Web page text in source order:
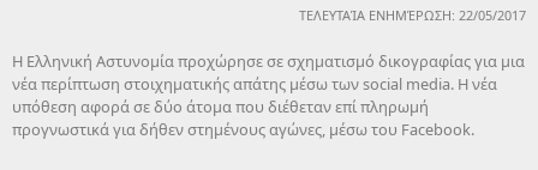
ΤΕΛΕΥΤΑΊΑ ΕΝΗΜΈΡΩΣΗ: 22/05/2017
Η Ελληνική Αστυνομία προχώρησε σε σχηματισμό δικογραφίας για μια
νέα περίπτωση στοιχηματικής απάτης μέσω των social media. Η νέα
υπόθεση αφορά σε δύο άτομα που διέθεταν επί πληρωμή
προγνωστικά για δήθεν στημένους αγώνες, μέσω του Facebook.